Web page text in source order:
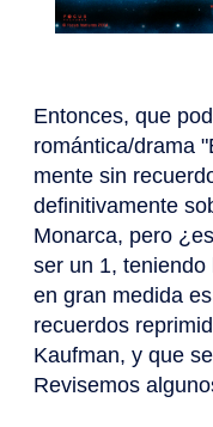
Entonces, que
romántica/drama
mente sin
definitivamente
Monarca, pero
ser un 1,
en gran medida
recuerdos
Kaufman, y que
Revisemos